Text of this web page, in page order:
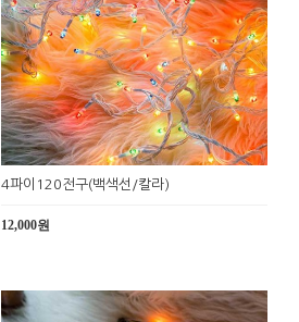
4파이120전구(백색선/칼라)
12,000원